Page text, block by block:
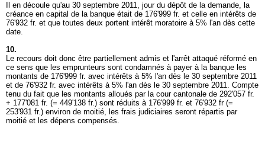
Il en découle qu'au 30 septembre 2011, jour du dépôt de la demande, la
créance en capital de la banque était de 176'999 fr. et celle en intérêts de
76'932 fr. et que toutes deux portent intérêt moratoire à 5% l'an dès cette
date.
10.
Le recours doit donc être partiellement admis et l'arrêt attaqué réformé en
ce sens que les emprunteurs sont condamnés à payer à la banque les
montants de 176'999 fr. avec intérêts à 5% l'an dès le 30 septembre 2011
et de 76'932 fr. avec intérêts à 5% l'an dès le 30 septembre 2011. Compte
tenu du fait que les montants alloués par la cour cantonale de 292'057 fr.
+ 177'081 fr. (= 449'138 fr.) sont réduits à 176'999 fr. et 76'932 fr (=
253'931 fr.) environ de moitié, les frais judiciaires seront répartis par
moitié et les dépens compensés.